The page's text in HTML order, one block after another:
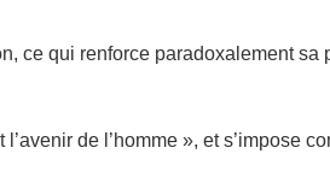
ce qui renforce paradoxalement sa
de l’homme », et s’impose